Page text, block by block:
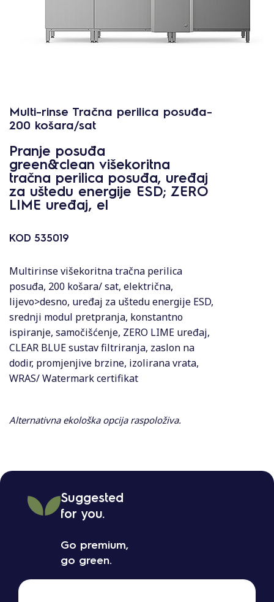
Multi-rinse Tračna perilica posuđa-
200 košara/sat
Pranje posuđa
green&clean višekoritna
tračna perilica posuđa, uređaj
za uštedu energije ESD; ZERO
LIME uređaj, el
KOD 535019
Multirinse višekoritna tračna perilica
posuđa, 200 košara/ sat, električna,
lijevo>desno, uređaj za uštedu energije ESD,
srednji modul pretpranja, konstantno
ispiranje, samočišćenje, ZERO LIME uređaj,
CLEAR BLUE sustav filtriranja, zaslon na
dodir, promjenjive brzine, izolirana vrata,
WRAS/ Watermark certifikat
Alternativna ekološka opcija raspoloživa.
Suggested
for you.
Go premium,
go green.